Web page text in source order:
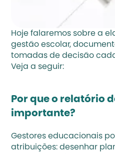
Hoje falaremos sobre a
gestão escolar,
tomadas de decisão
Veja a seguir:
Por que o relatório
importante?
Gestores educacionais
atribuições: desenhar